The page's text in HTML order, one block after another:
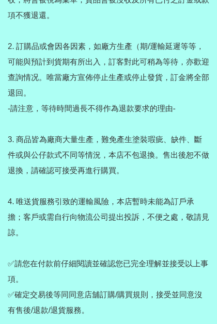
項不獲退還。
2️. 訂購品或會因各因素，如廠方生產（期/運輸延遲等等，
可能與預計到貨期有所出入，訂客對此可稍為等待，亦歡迎
查詢情况。唯當廠方宣佈停止生產或停止發貨，訂金將全部
退回。
-請注意，等待時間過長不得作為退款要求的理由-
3️. 商品皆為廠商大量生產，難免產生塗裝瑕疵、缺件、斷
件或與公仔款式不同等情況，本店不包退換。售出後恕不做
退換，請確認可接受再進行購買。
4️. 唯送貨服務引致的運輸風險，本店暫時未能為訂戶承
擔；客戶或需自行向物流公司提出投訴，不便之處，敬請見
諒。
✅請您在付款前仔細閱讀並確認您已完全理解並接受以上事
項。
✅確定交易後等同同意店舖訂購/購買規則，接受並同意沒
有售後/退款/退貨服務。